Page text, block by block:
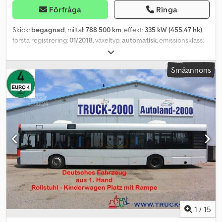
Förfråga Ringa
Skick: begagnad, miltal:788 500 km, effekt: 335 kW (455,47 hk),
första registrering:01/2018 , växeltyp:automatisk , emissionsklass:
luftkonditionering
registrering: 09.01.2018 - Paccar-motor - 455 hk - Euro 6 - 10-
växlad Eaton Fuller automatlåda - Körsträcka ca 788 500
kilometer - Skivbromsar - Luftfjädrad bakaxel - Justerbar
vändskiva - Differentialsperr - Aluminiumfälgar - Aluminiumtank -
Full sidokjol - Avståndshållande farthållare med bromsassistent -
2x sovplatser - 2x luftfjädrade säten - Kylskåp - Farthållare -
Klimatanläggning - Justerbar multifunktionsratt - Färddator -
Digital färdskrivare - Radio - Bromssystem ombyggt enligt EG-
norm - 24 volt ljus- & ABS-system för trailerdrift - Svensk
registrering Fordonet har nyligen anlänt och är under
ombyggnad. Det kan dock besiktigas när som helst. Pris: 87 800,00
€ exkl. moms Fler bilder finns på vår hemsida. Crjdjp Nny Uspfx Aa
Tjf Med reservation för fel och mellanförsäljning. Certifierad enligt
ISO 9001:2015 Varje importerad lastbil byggs om enligt EG-direktiv
i vår verkstad, t.ex. bromssystemet. Dessutom förbättrar vi
fordonen enligt kundens önskemål. Exempel: Specialtillverkade
Småannons
1 / 15